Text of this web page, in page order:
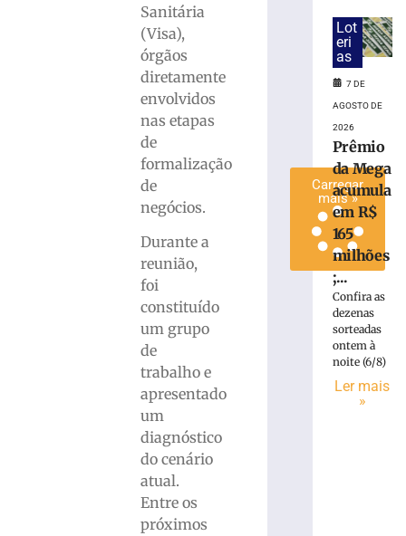
Sanitária
(Visa),
órgãos
diretamente
envolvidos
nas etapas
de
formalização
de
negócios.
Durante a
reunião,
foi
constituído
um grupo
de
trabalho e
apresentado
um
diagnóstico
do cenário
atual.
Entre os
próximos
Voepass
Carregar
mais »
Lot
eri
as
7 DE
AGOSTO DE
2026
Prêmio
da Mega
acumula
em R$
165
milhões
;...
Confira as
dezenas
sorteadas
ontem à
noite (6/8)
Ler mais
»